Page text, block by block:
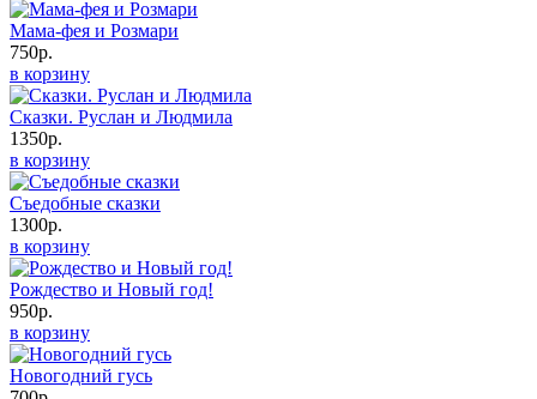
Мама-фея и Розмари
750р.
в корзину
Сказки. Руслан и Людмила
1350р.
в корзину
Съедобные сказки
1300р.
в корзину
Рождество и Новый год!
950р.
в корзину
Новогодний гусь